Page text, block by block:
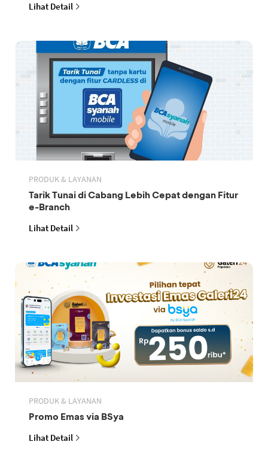
Lihat Detail
PRODUK & LAYANAN
Tarik Tunai di Cabang Lebih Cepat dengan Fitur
e-Branch
Lihat Detail
PRODUK & LAYANAN
Promo Emas via BSya
Lihat Detail